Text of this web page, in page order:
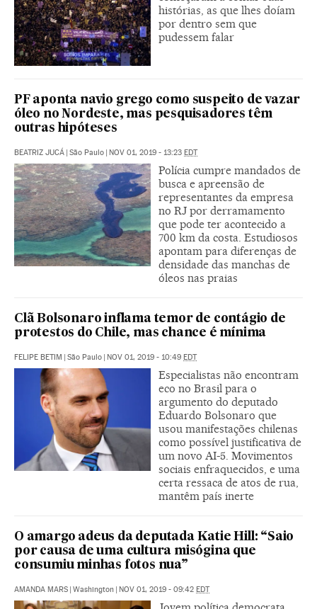
histórias, as que lhes doíam
por dentro sem que
pudessem falar
PF aponta navio grego como suspeito de vazar
óleo no Nordeste, mas pesquisadores têm
outras hipóteses
BEATRIZ JUCÁ | São Paulo | NOV 01, 2019 - 13:23 EDT
Polícia cumpre mandados de
busca e apreensão de
representantes da empresa
no RJ por derramamento
que pode ter acontecido a
700 km da costa. Estudiosos
apontam para diferenças de
densidade das manchas de
óleos nas praias
Clã Bolsonaro inflama temor de contágio de
protestos do Chile, mas chance é mínima
FELIPE BETIM | São Paulo | NOV 01, 2019 - 10:49 EDT
Especialistas não encontram
eco no Brasil para o
argumento do deputado
Eduardo Bolsonaro que
usou manifestações chilenas
como possível justificativa de
um novo AI-5. Movimentos
sociais enfraquecidos, e uma
certa ressaca de atos de rua,
mantêm país inerte
O amargo adeus da deputada Katie Hill: “Saio
por causa de uma cultura misógina que
consumiu minhas fotos nua”
AMANDA MARS | Washington | NOV 01, 2019 - 09:42 EDT